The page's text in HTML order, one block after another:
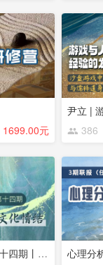
1699.00元
386
心理分析名师讲坛第十四期丨荣格心灵模型与文化情结丨Thomas Singer（大师系列课程）